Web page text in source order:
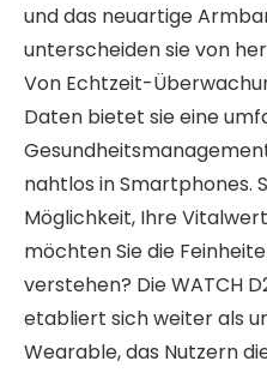
und das neuartige
unterscheiden sie von
Von Echtzeit-
Daten bietet sie eine
nahtlos in Smartphones.
Möglichkeit, Ihre
möchten Sie die
verstehen? Die WATCH
etabliert sich weiter als
Wearable, das Nutzern